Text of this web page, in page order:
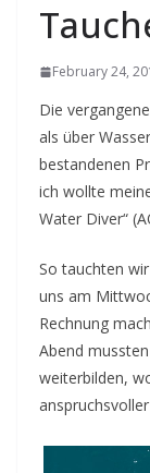
February 24,
Die
als über
bestandenen
ich wollte
Water Diver“
So tauchten
uns am
Rechnung
Abend
weiterbilden,